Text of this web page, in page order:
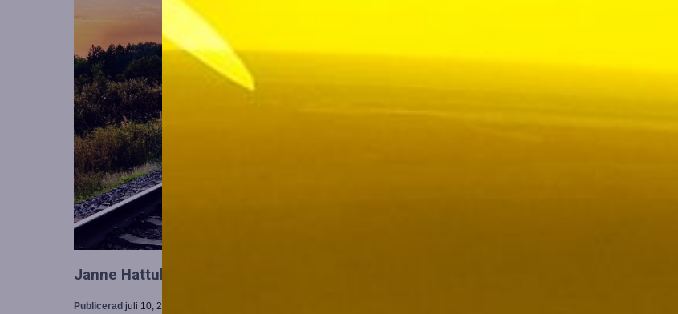
Janne Hattula tillträder som ny ledare för VR City Traffic i Sverige och Finland
Publicerad juli 10, 2026